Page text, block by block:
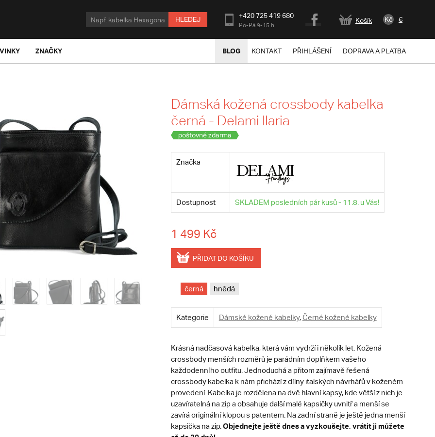
HLEDEJ +420 725 419 680
Po-Pá 9-15 h
Košík Kč €
ZNAČKY BLOG KONTAKT PŘIHLÁŠENÍ DOPRAVA A PLATBA
Dámská kožená crossbody kabelka
černá - Delami Ilaria
poštovné zdarma
Značka
Dostupnost SKLADEM posledních pár kusů - 11.8. u Vás!
1 499 Kč
PŘIDAT DO KOŠÍKU
černá hnědá
Kategorie Dámské kožené kabelky,Černé kožené kabelky
Krásná nadčasová kabelka, která vám vydrží i několik let. Kožená
crossbody menších rozměrů je parádním doplňkem vašeho
každodenního outfitu. Jednoduchá a přitom zajímavě řešená
crossbody kabelka k nám přichází z dílny italských návrhářů v koženém
provedení. Kabelka je rozdělena na dvě hlavní kapsy, kde větší z nich je
uzavíratelná na zip a obsahuje další malé kapsičky uvnitř a menší se
zavírá originální klopou s patentem. Na zadní straně je ještě jedna menší
kapsička na zip. Objednejte ještě dnes a vyzkoušejte, vrátit ji můžete